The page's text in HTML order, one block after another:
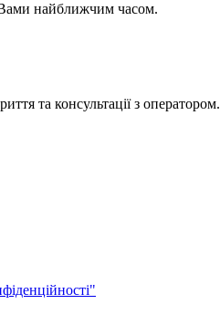
найближчим часом.
та консультації з оператором.